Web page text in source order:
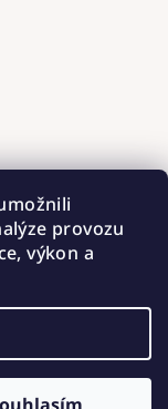
provozu
výkon a
. Všechna práva
cookies